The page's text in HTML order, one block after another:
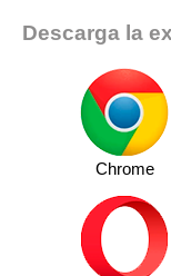
Descarga la
Chrome